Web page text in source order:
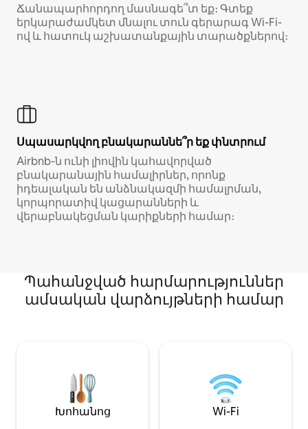
Ճանապարհորդող մասնագե՞տ եք։ Գտեք
երկարաժամկետ մնալու տուն գերարագ Wi-Fi-
ով և հատուկ աշխատանքային տարածքներով։
Սպասարկվող բնակարաննե՞ր եք փնտրում
Airbnb-ն ունի լիովին կահավորված
բնակարանային համալիրներ, որոնք
իդեալական են անձնակազմի համալրման,
կորպորատիվ կացարանների և
վերաբնակեցման կարիքների համար։
Պահանջված հարմարություններ
ամսական վարձույթների համար
Խոհանոց Wi-Fi